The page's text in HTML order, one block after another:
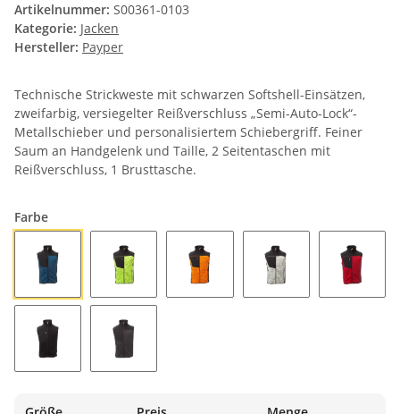
Artikelnummer: S00361-0103
Kategorie: Jacken
Hersteller: Payper
Technische Strickweste mit schwarzen Softshell-Einsätzen,
zweifarbig, versiegelter Reißverschluss „Semi-Auto-Lock“-
Metallschieber und personalisiertem Schiebergriff. Feiner
Saum an Handgelenk und Taille, 2 Seitentaschen mit
Reißverschluss, 1 Brusttasche.
Farbe
BLAU MELIERT/SCHWARZ-FLUOGELB
FLUOGELB/SCHWARZ